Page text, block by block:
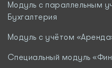
Модуль с параллельным
Бухгалтерия
Модуль с учётом
Специальный модуль